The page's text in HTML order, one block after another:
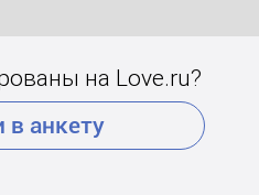
на Love.ru?
в анкету